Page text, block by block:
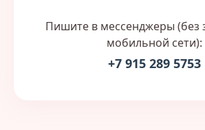
Пишите в мессенджеры (без
мобильной сети):
+7 915 289 5753